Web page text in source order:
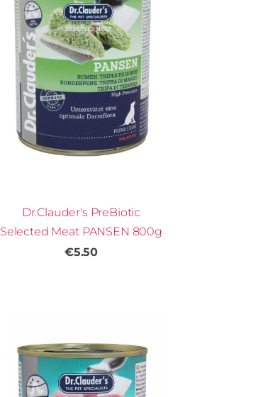
Dr.Clauder's PreBiotic
Selected Meat PANSEN 800g
€5.50